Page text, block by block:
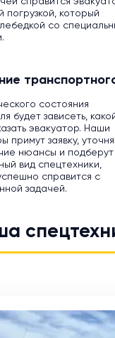
погрузкой, который
со
состояния
будет зависеть,
эвакуатор. Наши
примут заявку,
нюансы и подберут
вид спецтехники,
справится с
задачей.